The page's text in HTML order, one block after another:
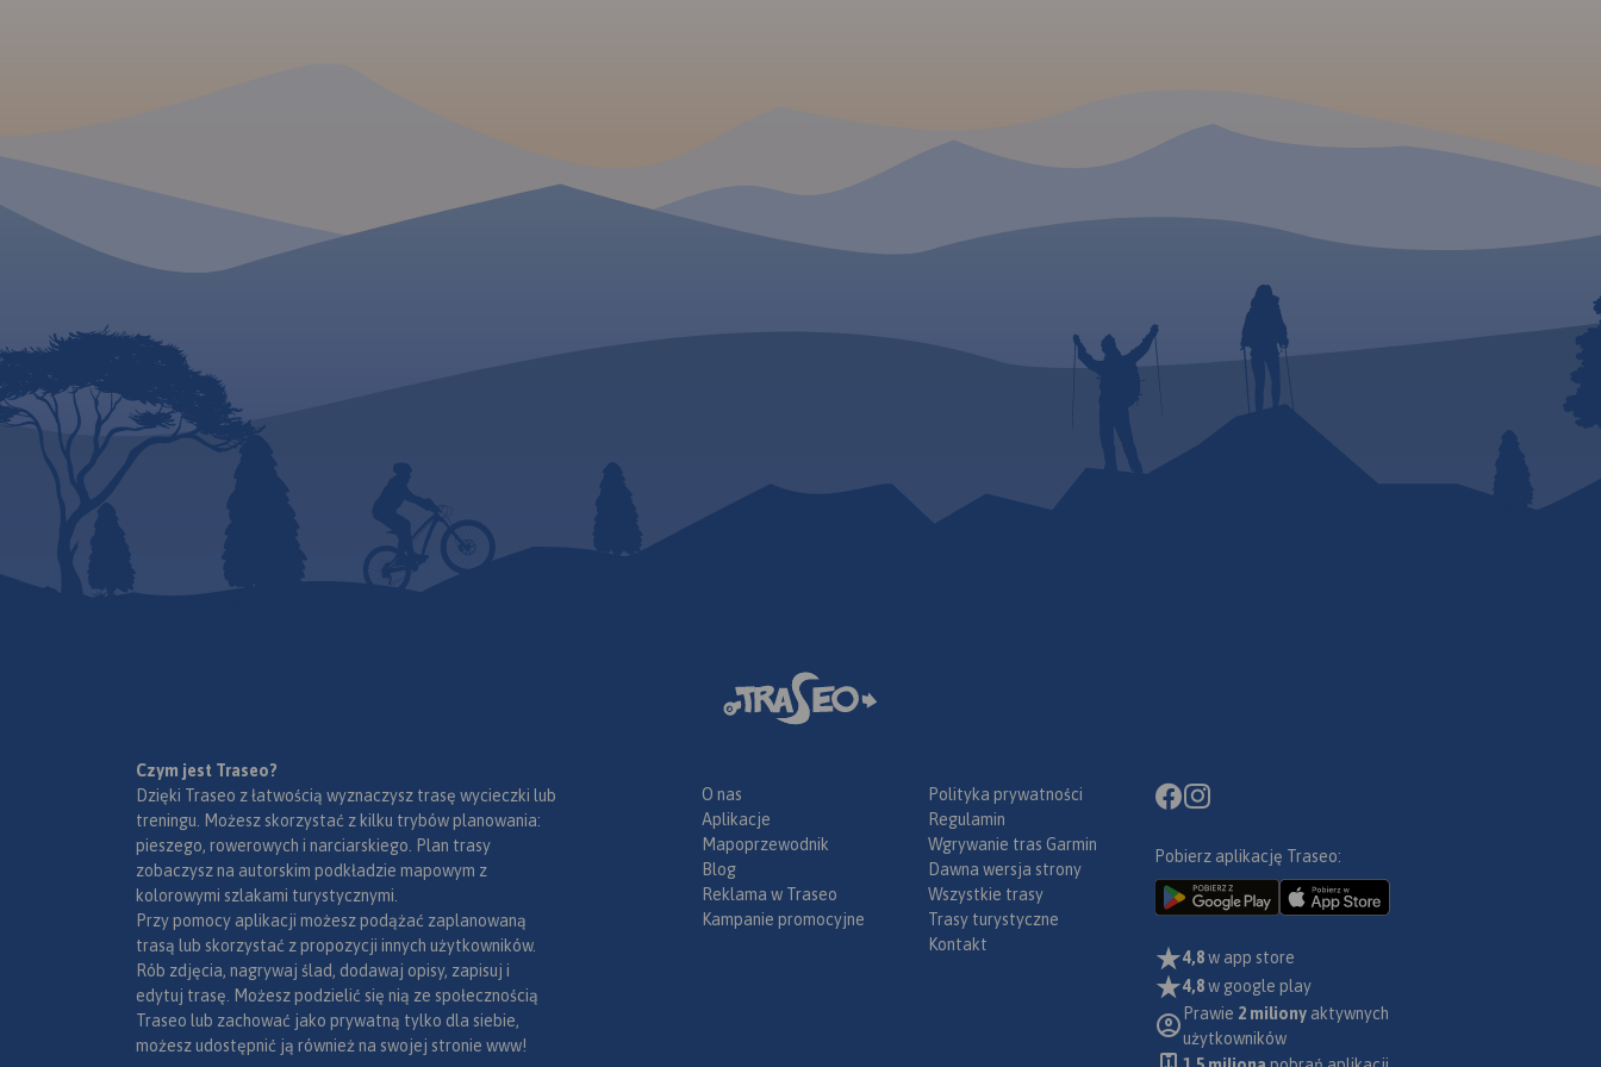
Czym jest Traseo?
Dzięki Traseo z łatwością wyznaczysz trasę wycieczki lub
treningu. Możesz skorzystać z kilku trybów planowania:
pieszego, rowerowych i narciarskiego. Plan trasy
zobaczysz na autorskim podkładzie mapowym z
kolorowymi szlakami turystycznymi.
Przy pomocy aplikacji możesz podążać zaplanowaną
trasą lub skorzystać z propozycji innych użytkowników.
Rób zdjęcia, nagrywaj ślad, dodawaj opisy, zapisuj i
edytuj trasę. Możesz podzielić się nią ze społecznością
Traseo lub zachować jako prywatną tylko dla siebie,
możesz udostępnić ją również na swojej stronie www!
O nas
Aplikacje
Mapoprzewodnik
Blog
Reklama w Traseo
Kampanie promocyjne
Polityka prywatności
Regulamin
Wgrywanie tras Garmin
Dawna wersja strony
Wszystkie trasy
Trasy turystyczne
Kontakt
Pobierz aplikację Traseo:
4,8w app store
4,8w google play
Prawie 2 miliony aktywnych
użytkowników